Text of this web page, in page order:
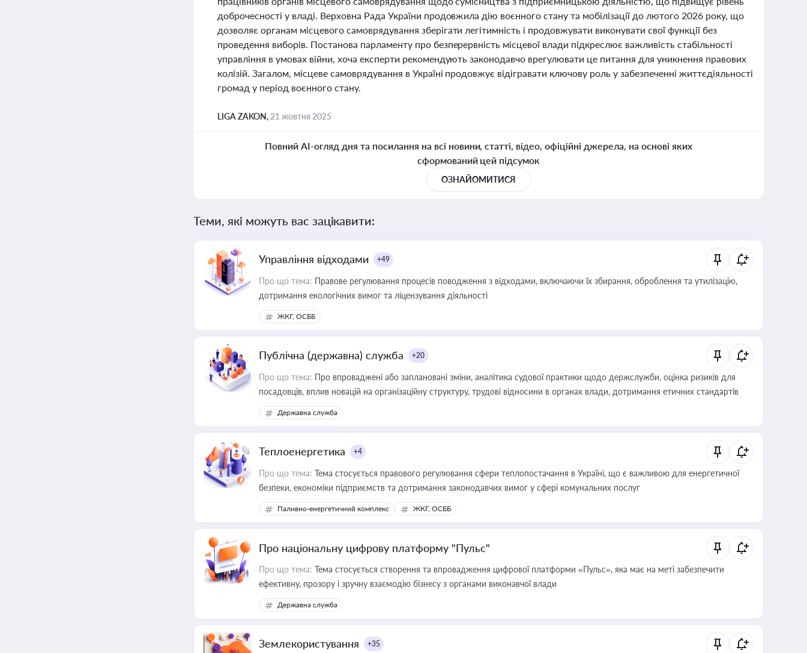
доброчесності у владі. Верховна Рада України продовжила дію воєнного стану та мобілізації до лютого 2026 року, що
дозволяє органам місцевого самоврядування зберігати легітимність і продовжувати виконувати свої функції без
проведення виборів. Постанова парламенту про безперервність місцевої влади підкреслює важливість стабільності
управління в умовах війни, хоча експерти рекомендують законодавчо врегулювати це питання для уникнення правових
колізій. Загалом, місцеве самоврядування в Україні продовжує відігравати ключову роль у забезпеченні життєдіяльності
громад у період воєнного стану.
LIGA ZAKON, 21 жовтня 2025
Повний AI-огляд дня та посилання на всі новини, статті, відео, офіційні джерела, на основі яких
сформований цей підсумок
ОЗНАЙОМИТИСЯ
Теми, які можуть вас зацікавити:
Управління відходами +49
Про що тема: Правове регулювання процесів поводження з відходами, включаючи їх збирання, оброблення та утилізацію,
дотримання екологічних вимог та ліцензування діяльності
ЖКГ, ОСББ
Публічна (державна) служба +20
Про що тема: Про впроваджені або заплановані зміни, аналітика судової практики щодо держслужби, оцінка ризиків для
посадовців, вплив новацій на організаційну структуру, трудові відносини в органах влади, дотримання етичних стандартів
Державна служба
Теплоенергетика +4
Про що тема: Тема стосується правового регулювання сфери теплопостачання в Україні, що є важливою для енергетичної
безпеки, економіки підприємств та дотримання законодавчих вимог у сфері комунальних послуг
Паливно-енергетичний комплекс ЖКГ, ОСББ
Про національну цифрову платформу "Пульс"
Про що тема: Тема стосується створення та впровадження цифрової платформи «Пульс», яка має на меті забезпечити
ефективну, прозору і зручну взаємодію бізнесу з органами виконавчої влади
Державна служба
Землекористування +35